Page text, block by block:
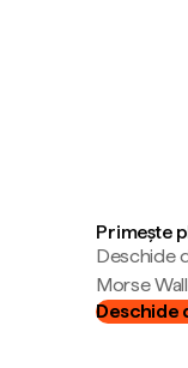
Primește
Deschide
Morse
Deschide